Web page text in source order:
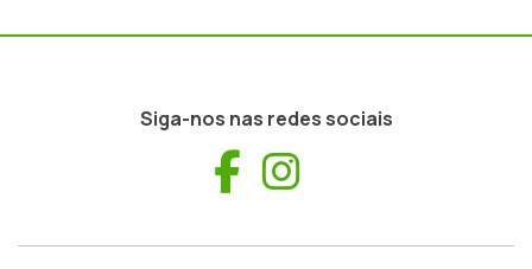
Siga-nos nas redes sociais
Facebook